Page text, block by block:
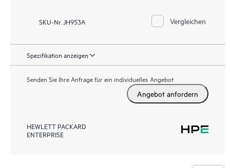
SKU-Nr. JH953A Vergleichen
Spezifikation anzeigen
Senden Sie Ihre Anfrage für ein individuelles Angebot
Angebot anfordern
HEWLETT PACKARD
ENTERPRISE